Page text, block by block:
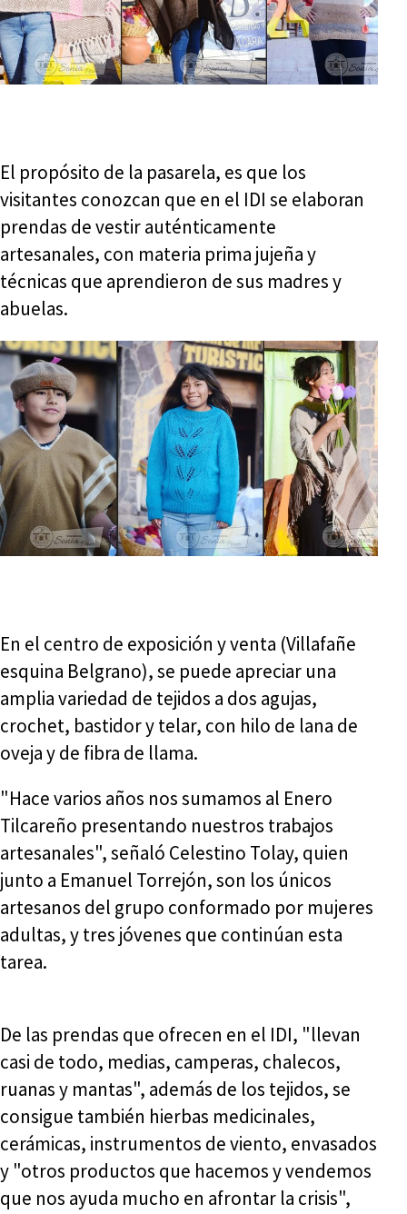
El propósito de la pasarela, es que los
visitantes conozcan que en el IDI se elaboran
prendas de vestir auténticamente
artesanales, con materia prima jujeña y
técnicas que aprendieron de sus madres y
abuelas.
En el centro de exposición y venta (Villafañe
esquina Belgrano), se puede apreciar una
amplia variedad de tejidos a dos agujas,
crochet, bastidor y telar, con hilo de lana de
oveja y de fibra de llama.
"Hace varios años nos sumamos al Enero
Tilcareño presentando nuestros trabajos
artesanales", señaló Celestino Tolay, quien
junto a Emanuel Torrejón, son los únicos
artesanos del grupo conformado por mujeres
adultas, y tres jóvenes que continúan esta
tarea.
De las prendas que ofrecen en el IDI, "llevan
casi de todo, medias, camperas, chalecos,
ruanas y mantas", además de los tejidos, se
consigue también hierbas medicinales,
cerámicas, instrumentos de viento, envasados
y "otros productos que hacemos y vendemos
que nos ayuda mucho en afrontar la crisis",